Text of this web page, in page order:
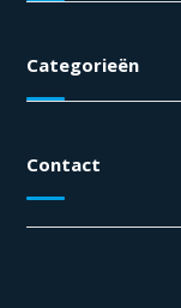
Categorieën
Contact